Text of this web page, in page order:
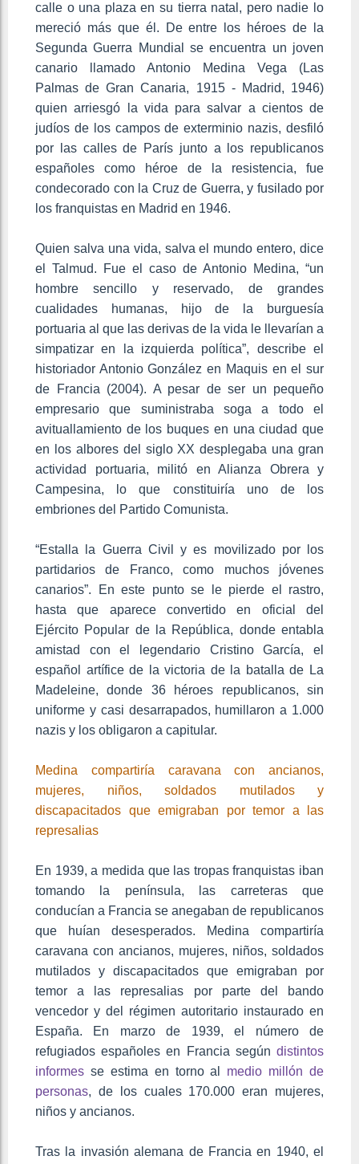
calle o una plaza en su tierra natal, pero nadie lo
mereció más que él. De entre los héroes de la
Segunda Guerra Mundial se encuentra un joven
canario llamado Antonio Medina Vega (Las
Palmas de Gran Canaria, 1915 - Madrid, 1946)
quien arriesgó la vida para salvar a cientos de
judíos de los campos de exterminio nazis, desfiló
por las calles de París junto a los republicanos
españoles como héroe de la resistencia, fue
condecorado con la Cruz de Guerra, y fusilado por
los franquistas en Madrid en 1946.
Quien salva una vida, salva el mundo entero, dice
el Talmud. Fue el caso de Antonio Medina, “un
hombre sencillo y reservado, de grandes
cualidades humanas, hijo de la burguesía
portuaria al que las derivas de la vida le llevarían a
simpatizar en la izquierda política”, describe el
historiador Antonio González en Maquis en el sur
de Francia (2004). A pesar de ser un pequeño
empresario que suministraba soga a todo el
avituallamiento de los buques en una ciudad que
en los albores del siglo XX desplegaba una gran
actividad portuaria, militó en Alianza Obrera y
Campesina, lo que constituiría uno de los
embriones del Partido Comunista.
“Estalla la Guerra Civil y es movilizado por los
partidarios de Franco, como muchos jóvenes
canarios”. En este punto se le pierde el rastro,
hasta que aparece convertido en oficial del
Ejército Popular de la República, donde entabla
amistad con el legendario Cristino García, el
español artífice de la victoria de la batalla de La
Madeleine, donde 36 héroes republicanos, sin
uniforme y casi desarrapados, humillaron a 1.000
nazis y los obligaron a capitular.
Medina compartiría caravana con ancianos,
mujeres, niños, soldados mutilados y
discapacitados que emigraban por temor a las
represalias
En 1939, a medida que las tropas franquistas iban
tomando la península, las carreteras que
conducían a Francia se anegaban de republicanos
que huían desesperados. Medina compartiría
caravana con ancianos, mujeres, niños, soldados
mutilados y discapacitados que emigraban por
temor a las represalias por parte del bando
vencedor y del régimen autoritario instaurado en
España. En marzo de 1939, el número de
refugiados españoles en Francia según distintos
informes se estima en torno al medio millón de
personas, de los cuales 170.000 eran mujeres,
niños y ancianos.
Tras la invasión alemana de Francia en 1940, el